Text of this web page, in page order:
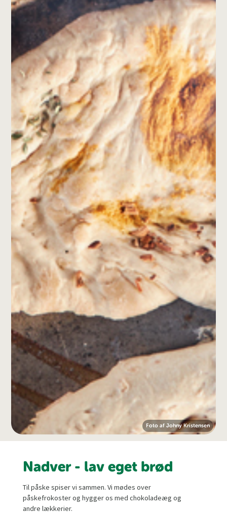
Foto af Johny Kristensen
Nadver - lav eget brød
Til påske spiser vi sammen. Vi mødes over
påskefrokoster og hygger os med chokoladeæg og
andre lækkerier.